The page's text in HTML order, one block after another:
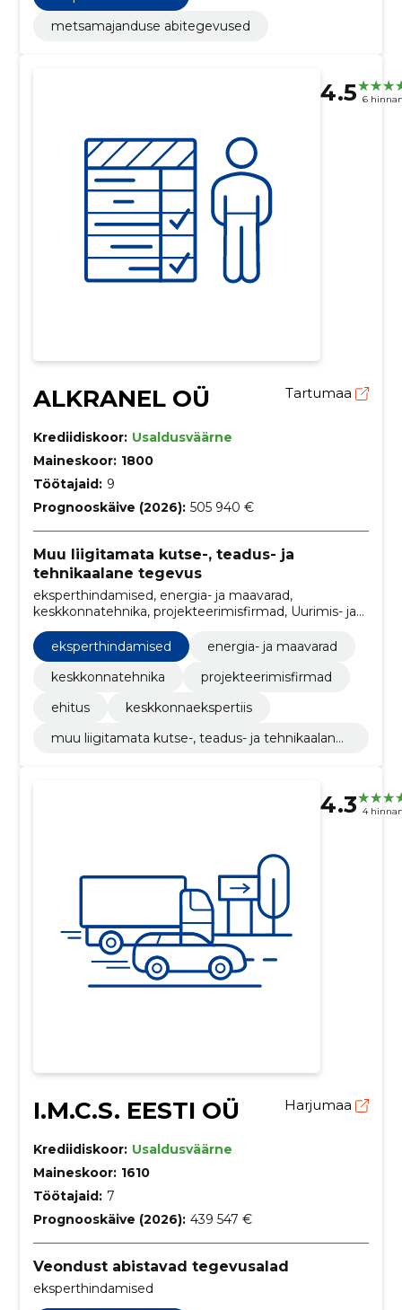
metsamajanduse abitegevused
4.5 6
ALKRANEL OÜ Tartumaa
Krediidiskoor: Usaldusväärne
Maineskoor: 1800
Töötajaid: 9
Prognooskäive (2026): 505 940 €
Muu liigitamata kutse-, teadus- ja
tehnikaalane tegevus
eksperthindamised, energia- ja maavarad,
keskkonnatehnika, projekteerimisfirmad, Uurimis- ja
arendustöö planeerimine ning elluviimine, Uurimis- ja
arendustöö nõustamisteenused, Mürareostusega
seotud teenused, Uurimistööteenused, Arendustöö
nõustamisteenused, Looduskaitsealade teenused
eksperthindamised
energia- ja maavarad
keskkonnatehnika
projekteerimisfirmad
ehitus
keskkonnaekspertiis
muu liigitamata kutse-, teadus- ja tehnikaalane
4.3 4
I.M.C.S. EESTI OÜ Harjumaa
Krediidiskoor: Usaldusväärne
Maineskoor: 1610
Töötajaid: 7
Prognooskäive (2026): 439 547 €
Veondust abistavad tegevusalad
eksperthindamised